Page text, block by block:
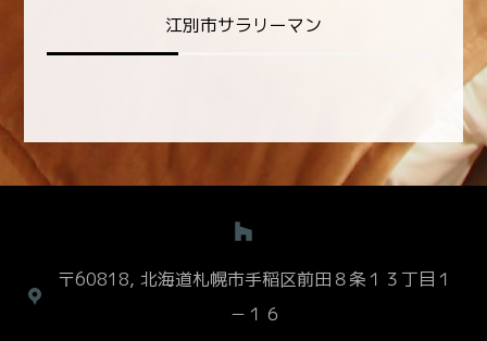
〒60818, 北海道札幌市手稲区前田８条１３丁目１
－１６